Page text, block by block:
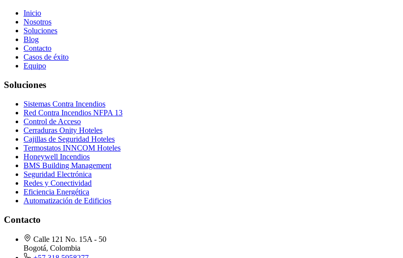
Inicio
Nosotros
Soluciones
Blog
Contacto
Casos de éxito
Equipo
Soluciones
Sistemas Contra Incendios
Red Contra Incendios NFPA 13
Control de Acceso
Cerraduras Onity Hoteles
Cajillas de Seguridad Hoteles
Termostatos INNCOM Hoteles
Honeywell Incendios
BMS Building Management
Seguridad Electrónica
Redes y Conectividad
Eficiencia Energética
Automatización de Edificios
Contacto
Calle 121 No. 15A - 50
Bogotá, Colombia